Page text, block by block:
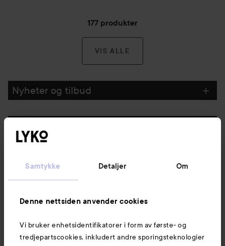
Samtykke Detaljer Om
Denne nettsiden anvender cookies
Vi bruker enhetsidentifikatorer i form av første- og
tredjepartscookies, inkludert andre sporingsteknologier
177 produkter
VIS ALLE
Nyheter og tilbud
Kundeservice
Informasjon
Også av interesse